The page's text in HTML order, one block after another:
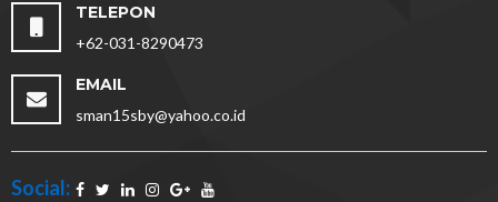
TELEPON
+62-031-8290473
EMAIL
sman15sby@yahoo.co.id
Social: